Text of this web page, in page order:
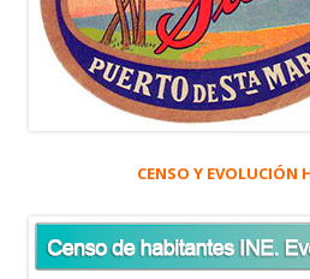
CENSO Y EVOLUCIÓN